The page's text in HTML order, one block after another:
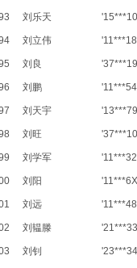
刘乐天 '15***10
刘立伟 '11***18
刘良 '37***19
刘鹏 '11***54
刘天宇 '13***79
刘旺 '37***10
刘学军 '11***32
刘阳 '11***6X
刘远 '11***48
刘韫滕 '21***33
刘钊 '23***34